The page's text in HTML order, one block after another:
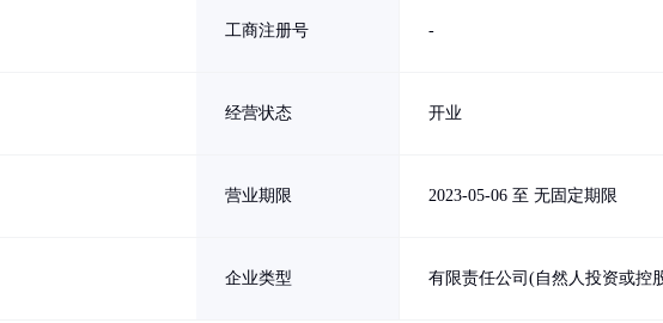
工商注册号 -
经营状态 开业
营业期限 2023-05-06 至 无固定期限
企业类型 有限责任公司(自然人投资或控